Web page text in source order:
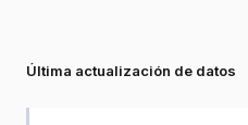
Última actualización de datos